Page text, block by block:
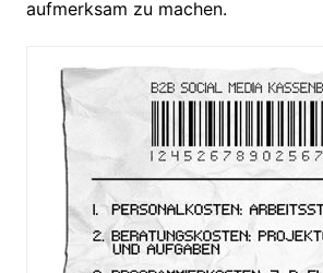
aufmerksam zu machen.